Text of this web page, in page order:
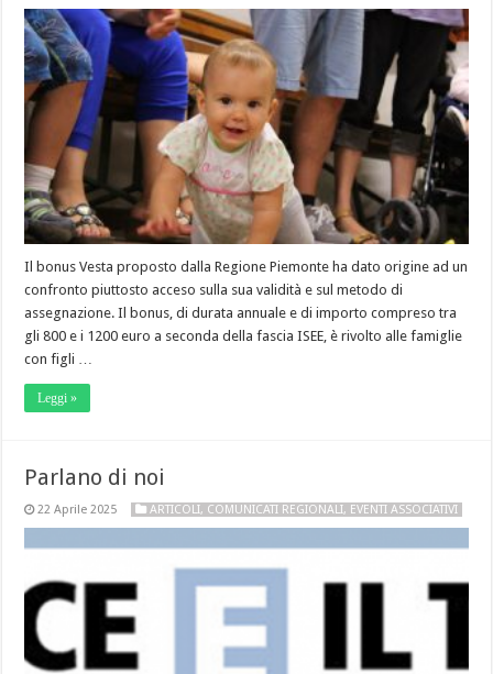
Il bonus Vesta proposto dalla Regione Piemonte ha dato origine ad un
confronto piuttosto acceso sulla sua validità e sul metodo di
assegnazione. Il bonus, di durata annuale e di importo compreso tra
gli 800 e i 1200 euro a seconda della fascia ISEE, è rivolto alle famiglie
con figli …
Leggi »
Parlano di noi
22 Aprile 2025 ARTICOLI, COMUNICATI REGIONALI, EVENTI ASSOCIATIVI